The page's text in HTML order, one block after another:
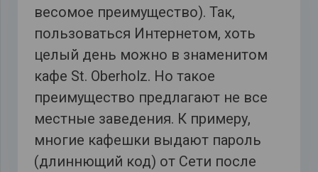
весомое преимущество). Так,
пользоваться Интернетом, хоть
целый день можно в знаменитом
кафе St. Oberholz. Но такое
преимущество предлагают не все
местные заведения. К примеру,
многие кафешки выдают пароль
(длиннющий код) от Сети после